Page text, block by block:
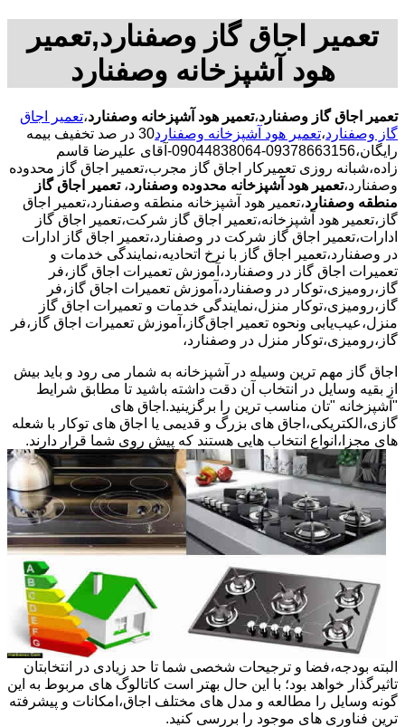
تعمیر اجاق گاز وصفنارد,تعمیر
هود آشپزخانه وصفنارد
تعمیر اجاق گاز وصفنارد،تعمیر هود آشپزخانه وصفنارد،تعمیر اجاق
گاز وصفنارد،تعمیر هود آشپزخانه وصفنارد
30 در صد تخفیف بیمه
رایگان،09378663156-09044838064-آقای علیرضا قاسم
زاده،شبانه روزی تعمیرکار اجاق گاز مجرب،تعمیر اجاق گاز محدوده
وصفنارد،تعمیر هود آشپزخانه محدوده وصفنارد، تعمیر اجاق گاز
منطقه وصفنارد،تعمیر هود آشپزخانه منطقه وصفنارد،تعمیر اجاق
گاز،تعمیر هود آشپزخانه،تعمیر اجاق گاز شرکت،تعمیر اجاق گاز
ادارات،تعمیر اجاق گاز شرکت در وصفنارد،تعمیر اجاق گاز ادارات
در وصفنارد،تعمیر اجاق گاز با نرخ اتحادیه،نمایندگی خدمات و
تعمیرات اجاق گاز در وصفنارد،آموزش تعمیرات اجاق گاز،فر
گاز،رومیزی،توکار در وصفنارد،آموزش تعمیرات اجاق گاز،فر
گاز،رومیزی،توکار منزل،نمایندگی خدمات و تعمیرات اجاق گاز
منزل،عیب‌یابی ونحوه تعمیر اجاق‌گاز،آموزش تعمیرات اجاق گاز،فر
گاز،رومیزی،توکار منزل در وصفنارد،
اجاق گاز مهم ترین وسیله در آشپزخانه به شمار می رود و باید بیش
از بقیه وسایل در انتخاب آن دقت داشته باشید تا مطابق شرایط
"آشپزخانه "تان مناسب ترین را برگزینید.اجاق های
گازی،الکتریکی،اجاق های بزرگ و قدیمی یا اجاق های توکار با شعله
های مجزا،انواع انتخاب هایی هستند که پیش روی شما قرار دارند.
البته بودجه،فضا و ترجیحات شخصی شما تا حد زیادی در انتخابتان
تاثیرگذار خواهد بود؛ با این حال بهتر است کاتالوگ های مربوط به این
گونه وسایل را مطالعه و مدل های مختلف اجاق،امکانات و پیشرفته
ترین فناوری های موجود را بررسی کنید.